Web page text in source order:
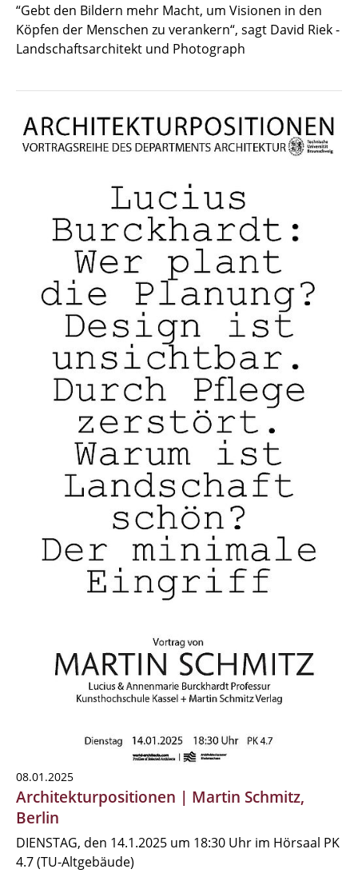
“Gebt den Bildern mehr Macht, um Visionen in den
Köpfen der Menschen zu verankern“, sagt David Riek -
Landschaftsarchitekt und Photograph
08.01.2025
Architekturpositionen | Martin Schmitz,
Berlin
DIENSTAG, den 14.1.2025 um 18:30 Uhr im Hörsaal PK
4.7 (TU-Altgebäude)